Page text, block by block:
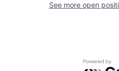
See more open
Powered